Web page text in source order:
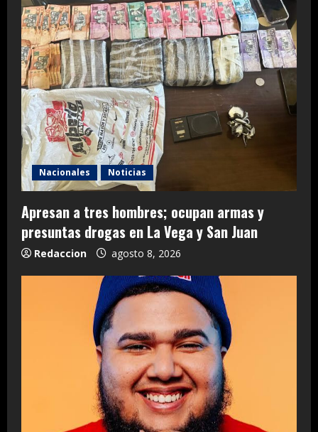
Nacionales Noticias
Apresan a tres hombres; ocupan armas y
presuntas drogas en La Vega y San Juan
Redaccion agosto 8, 2026